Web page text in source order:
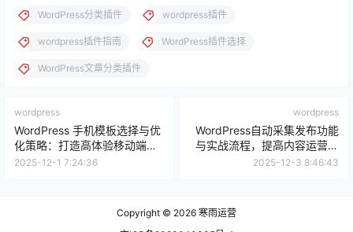
WordPress分类插件 wordpress插件
wordpress插件指南 WordPress插件选择
WordPress文章分类插件
wordpress
WordPress 手机模板选择与优
化策略：打造高体验移动端网
站的完整实战指南
2025-12-1 7:24:36
wordpress
WordPress自动采集发布功能
与实战流程，提高内容运营效
率的完整指南
2025-12-3 8:46:43
Copyright © 2026 寒雨运营